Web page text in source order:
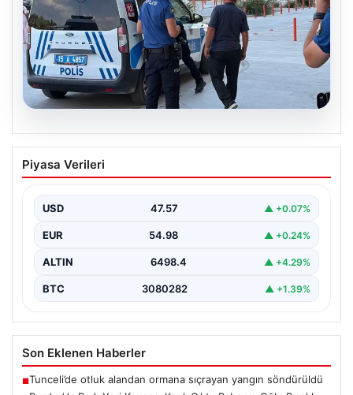
05.08.2026
Burdur’da Park Yeri Kavgası Kanlı Çıktı:
Baba ve Oğlu Bıçakla Yaralandı
anlaşmazlık, komşular arasında kısa sürede büyüyerek
kanlı…
Piyasa Verileri
USD 47.57 ▲ +0.07%
EUR 54.98 ▲ +0.24%
ALTIN 6498.4 ▲ +4.29%
BTC 3080282 ▲ +1.39%
Son Eklenen Haberler
■Tunceli’de otluk alandan ormana sıçrayan yangın söndürüldü